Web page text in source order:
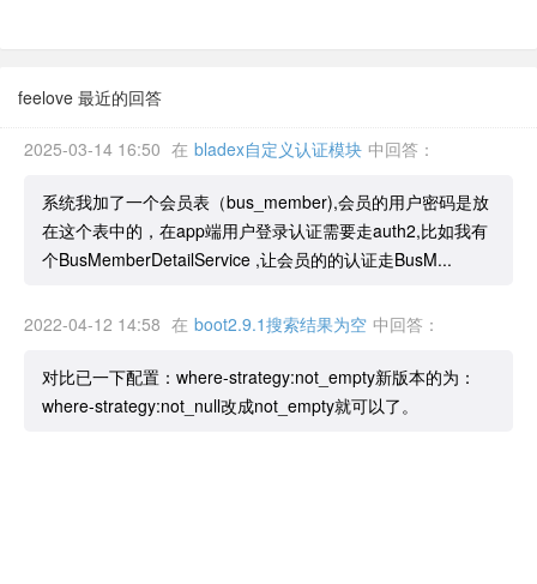
feelove 最近的回答
2025-03-14 16:50 在 bladex自定义认证模块 中回答：
系统我加了一个会员表（bus_member),会员的用户密码是放
在这个表中的，在app端用户登录认证需要走auth2,比如我有
个BusMemberDetailService ,让会员的的认证走BusM...
2022-04-12 14:58 在 boot2.9.1搜索结果为空 中回答：
对比已一下配置：where-strategy:not_empty新版本的为：
where-strategy:not_null改成not_empty就可以了。